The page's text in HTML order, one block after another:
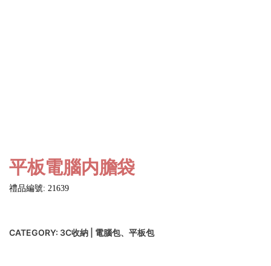
平板電腦内膽袋
禮品編號: 21639
CATEGORY: 3C收納 | 電腦包、平板包